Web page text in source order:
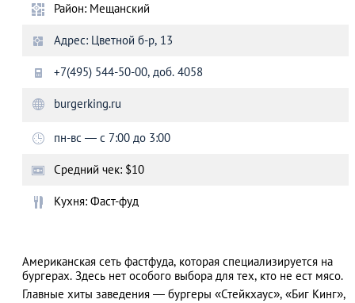
Район: Мещанский
Адрес: Цветной б-р, 13
+7(495) 544-50-00, доб. 4058
burgerking.ru
пн-вс — с 7:00 до 3:00
Средний чек: $10
Кухня: Фаст-фуд
Американская сеть фастфуда, которая специализируется на
бургерах. Здесь нет особого выбора для тех, кто не ест мясо.
Главные хиты заведения — бургеры «Стейкхаус», «Биг Кинг»,